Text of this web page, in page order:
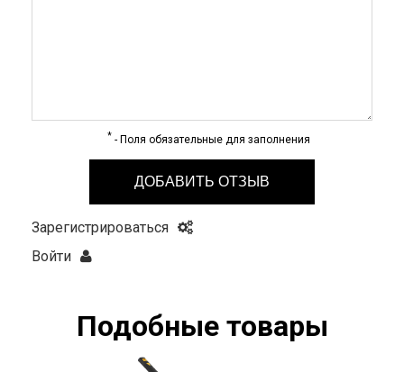
* - Поля обязательные для заполнения
ДОБАВИТЬ ОТЗЫВ
Зарегистрироваться
Войти
Подобные товары